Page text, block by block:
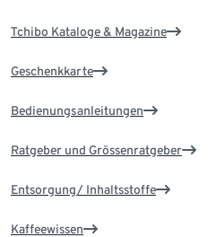
Tchibo Kataloge & Magazine
Geschenkkarte
Bedienungsanleitungen
Ratgeber und Grössenratgeber
Entsorgung/ Inhaltsstoffe
Kaffeewissen